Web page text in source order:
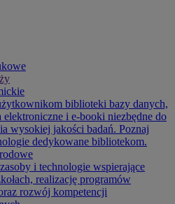
biblioteki bazy danych,
elektroniczne i e-booki niezbędne do
wysokiej jakości badań. Poznaj
dedykowane bibliotekom.
i technologie wspierające
realizację programów
rozwój kompetencji